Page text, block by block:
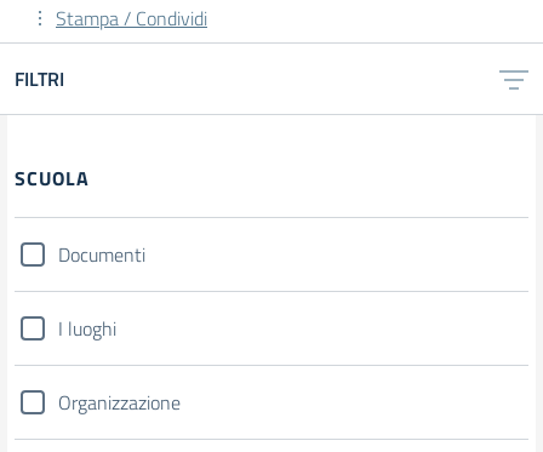
Stampa / Condividi
FILTRI
Filtri
SCUOLA
Documenti
I luoghi
Organizzazione